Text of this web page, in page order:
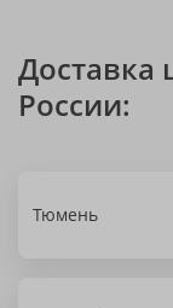
Доставка
России:
Тюмень